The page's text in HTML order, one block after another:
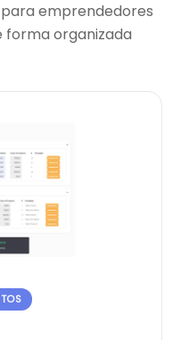
emprendedores
forma organizada